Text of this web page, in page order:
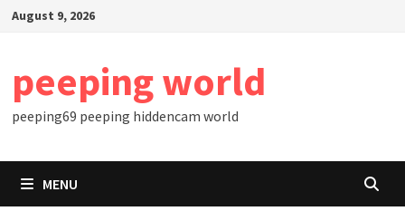
SkipAugust 9, 2026
peeping world
peeping69 peeping hiddencam world
MENU